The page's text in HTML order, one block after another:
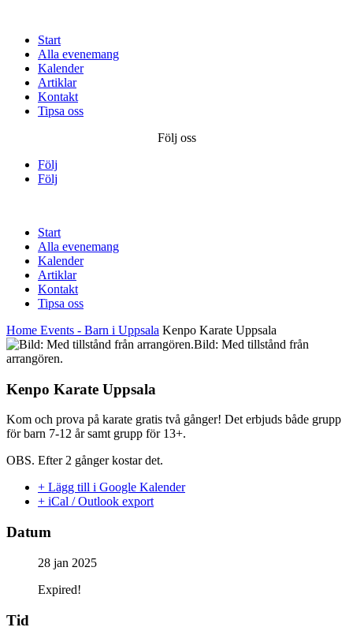
Start
Alla evenemang
Kalender
Artiklar
Kontakt
Tipsa oss
Följ oss
Följ
Följ
Start
Alla evenemang
Kalender
Artiklar
Kontakt
Tipsa oss
Home Events - Barn i Uppsala Kenpo Karate Uppsala
Bild: Med tillstånd från
arrangören.
Kenpo Karate Uppsala
Kom och prova på karate gratis två gånger! Det erbjuds både grupp
för barn 7-12 år samt grupp för 13+.
OBS. Efter 2 gånger kostar det.
+ Lägg till i Google Kalender
+ iCal / Outlook export
Datum
28 jan 2025
Expired!
Tid